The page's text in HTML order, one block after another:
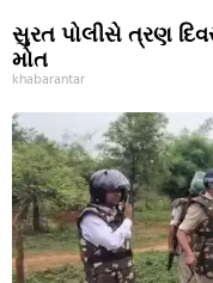
સુરત પોલીસે ત્રણ
મોત
khabarantar